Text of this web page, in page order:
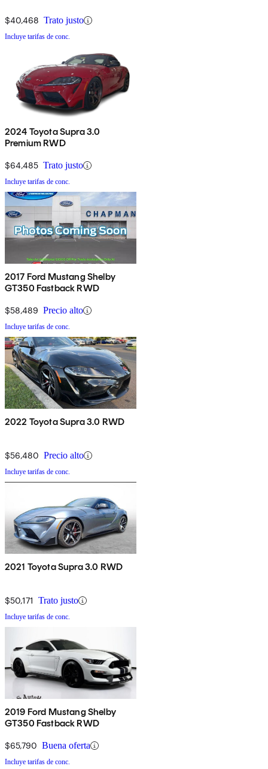
$40,468 Trato justo
Incluye tarifas de conc.
2024 Toyota Supra 3.0
Premium RWD
$64,485 Trato justo
Incluye tarifas de conc.
2017 Ford Mustang Shelby
GT350 Fastback RWD
$58,489 Precio alto
Incluye tarifas de conc.
2022 Toyota Supra 3.0 RWD
$56,480 Precio alto
Incluye tarifas de conc.
2021 Toyota Supra 3.0 RWD
$50,171 Trato justo
Incluye tarifas de conc.
2019 Ford Mustang Shelby
GT350 Fastback RWD
$65,790 Buena oferta
Incluye tarifas de conc.